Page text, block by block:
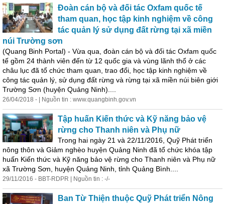
Đoàn cán bộ và đối tác Oxfam quốc tế
tham quan, học tập kinh nghiệm về công
tác quản lý sử dụng đất rừng tại xã miền
núi Trường sơn
(Quang Binh Portal) - Vừa qua, đoàn cán bộ và đối tác Oxfam quốc
tế gồm 24 thành viên đến từ 12 quốc gia và vùng lãnh thổ ở các
châu lục đã tổ chức tham quan, trao đổi, học tập kinh nghiệm về
công tác quản lý, sử dụng đất rừng và rừng tại xã miền núi biên giới
Trường Sơn (huyện Quảng Ninh)....
26/04/2018 - | Nguồn tin : www.quangbinh.gov.vn
Tập huấn Kiến thức và Kỹ năng bảo vệ
rừng cho Thanh niên và Phụ nữ
Trong hai ngày 21 và 22/11/2016, Quỹ Phát triển
nông thôn và Giảm nghèo huyện Quảng Ninh đã tổ chức khóa tập
huấn Kiến thức và Kỹ năng bảo vệ rừng cho Thanh niên và Phụ nữ
xã Trường Sơn, huyện Quảng Ninh, tỉnh Quảng Bình....
29/11/2016 - BBT-RDPR | Nguồn tin : -/-
Ban Từ Thiện thuộc Quỹ Phát triển Nông